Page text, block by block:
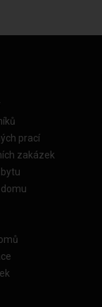
prací
zakázek